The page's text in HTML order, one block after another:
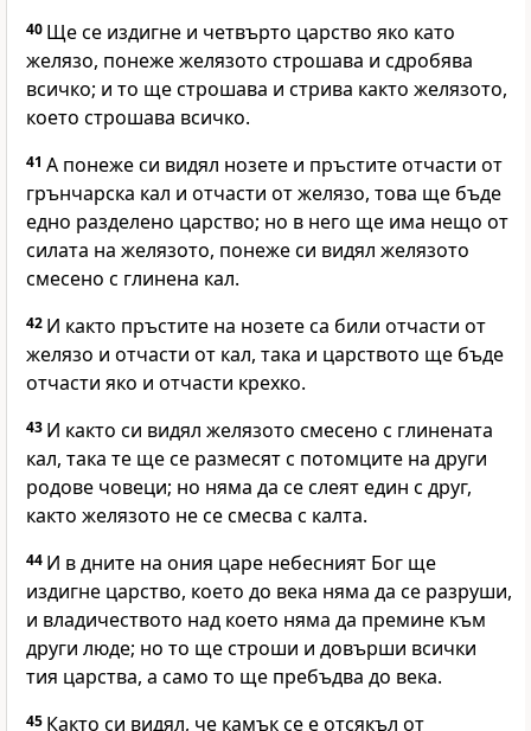
40 Ще се издигне и четвърто царство яко като
желязо, понеже желязото строшава и сдробява
всичко; и то ще строшава и стрива както желязото,
което строшава всичко.
41 А понеже си видял нозете и пръстите отчасти от
грънчарска кал и отчасти от желязо, това ще бъде
едно разделено царство; но в него ще има нещо от
силата на желязото, понеже си видял желязото
смесено с глинена кал.
42 И както пръстите на нозете са били отчасти от
желязо и отчасти от кал, така и царството ще бъде
отчасти яко и отчасти крехко.
43 И както си видял желязото смесено с глинената
кал, така те ще се размесят с потомците на други
родове човеци; но няма да се слеят един с друг,
както желязото не се смесва с калта.
44 И в дните на ония царе небесният Бог ще
издигне царство, което до века няма да се разруши,
и владичеството над което няма да премине към
други люде; но то ще строши и довърши всички
тия царства, а само то ще пребъдва до века.
45 Както си видял, че камък се е отсякъл от